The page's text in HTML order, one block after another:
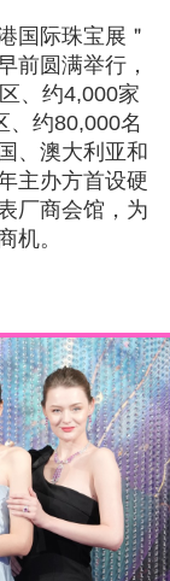
国际珠宝展＂
前圆满举行，
、约4,000家
、约80,000名
、澳大利亚和
主办方首设硬
厂商会馆，为
机。